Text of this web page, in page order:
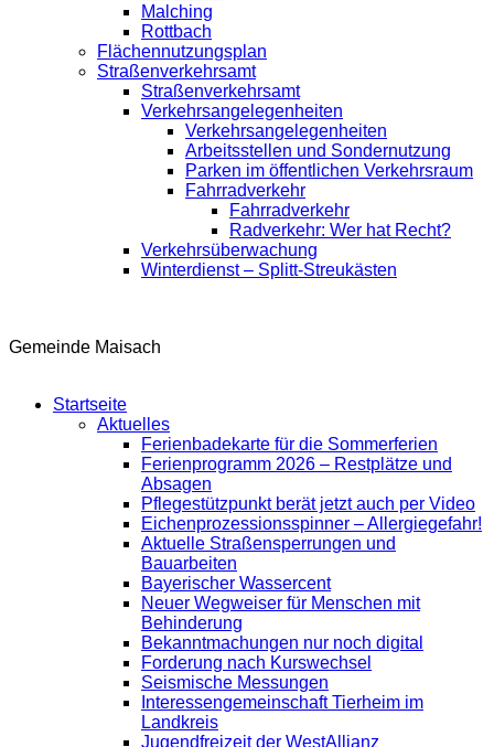
Malching
Rottbach
Flächennutzungsplan
Straßenverkehrsamt
Straßenverkehrsamt
Verkehrsangelegenheiten
Verkehrsangelegenheiten
Arbeitsstellen und Sondernutzung
Parken im öffentlichen Verkehrsraum
Fahrradverkehr
Fahrradverkehr
Radverkehr: Wer hat Recht?
Verkehrsüberwachung
Winterdienst – Splitt-Streukästen
Gemeinde Maisach
Startseite
Aktuelles
Ferienbadekarte für die Sommerferien
Ferienprogramm 2026 – Restplätze und
Absagen
Pflegestützpunkt berät jetzt auch per Video
Eichenprozessionsspinner – Allergiegefahr!
Aktuelle Straßensperrungen und
Bauarbeiten
Bayerischer Wassercent
Neuer Wegweiser für Menschen mit
Behinderung
Bekanntmachungen nur noch digital
Forderung nach Kurswechsel
Seismische Messungen
Interessengemeinschaft Tierheim im
Landkreis
Jugendfreizeit der WestAllianz